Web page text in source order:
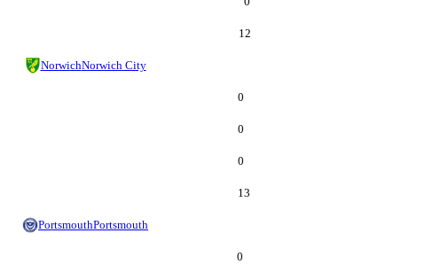
12
NorwichNorwich City
0
0
0
13
PortsmouthPortsmouth
0